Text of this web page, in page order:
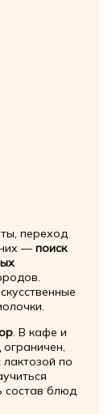
переход
—поиск
. В кафе и
по
состав блюд